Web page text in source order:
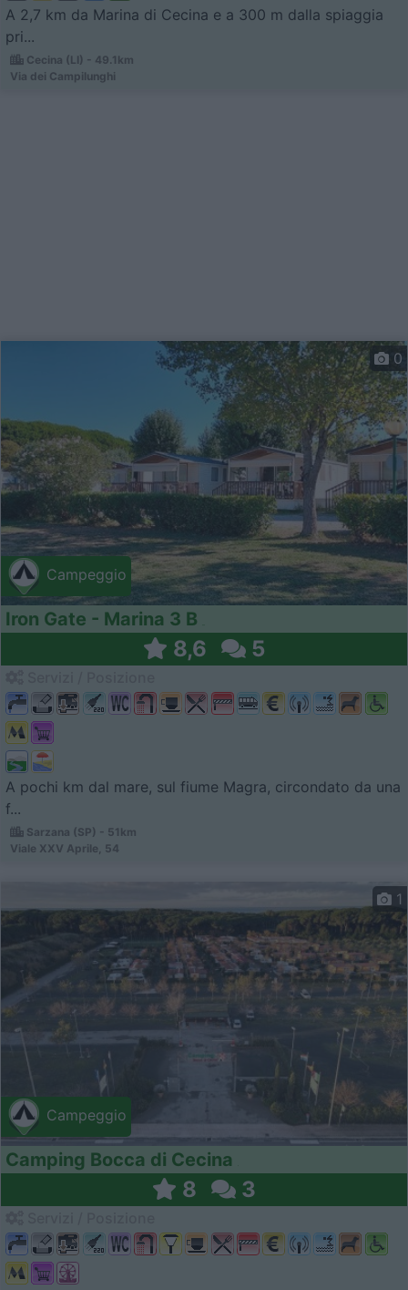
A 2,7 km da Marina di Cecina e a 300 m dalla spiaggia
pri...
Cecina (LI) - 49.1km
Via dei Campilunghi
Campeggio
0
Iron Gate - Marina 3 B
8,6 5
A pochi km dal mare, sul fiume Magra, circondato da una
f...
Sarzana (SP) - 51km
Viale XXV Aprile, 54
Campeggio
1
Camping Bocca di Cecina
8 3